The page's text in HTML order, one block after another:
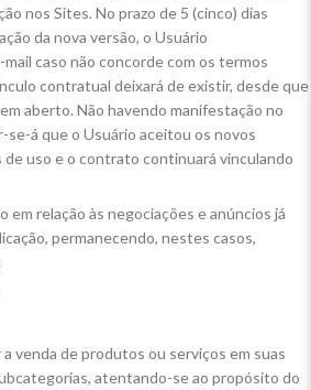
nos Sites. No prazo de 5 (cinco) dias
da nova versão, o Usuário
caso não concorde com os termos
contratual deixará de existir, desde que
aberto. Não havendo manifestação no
á que o Usuário aceitou os novos
de uso e o contrato continuará vinculando
em relação às negociações e anúncios já
permanecendo, nestes casos,
venda de produtos ou serviços em suas
atentando-se ao propósito do